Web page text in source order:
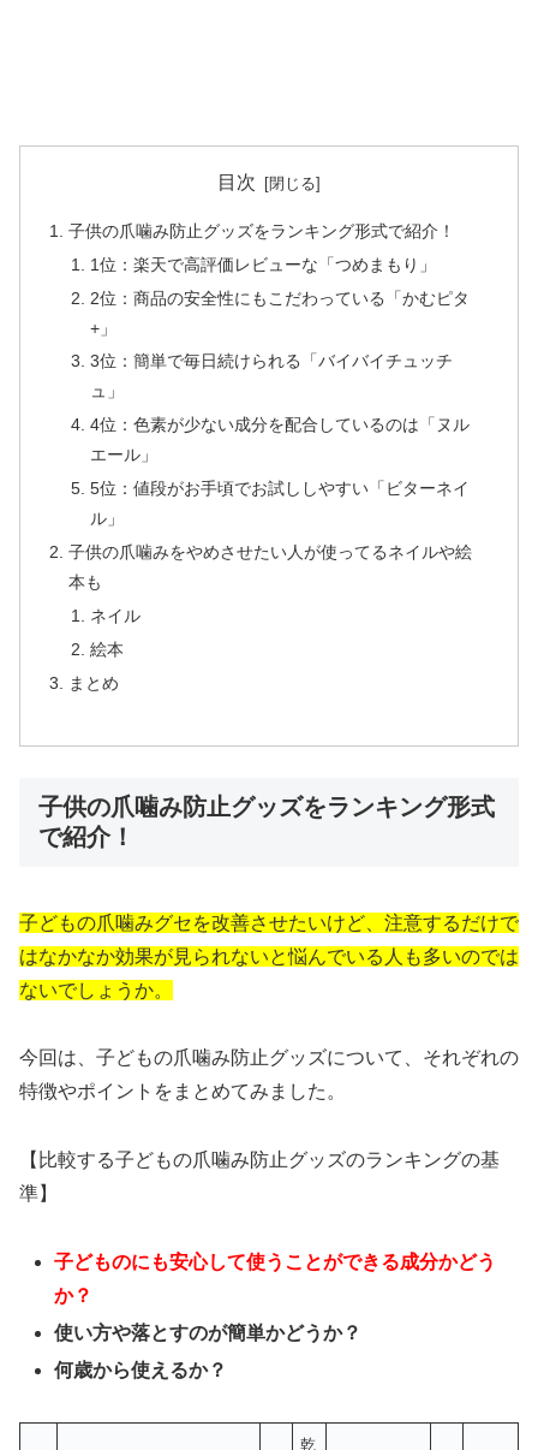
目次
子供の爪噛み防止グッズをランキング形式で紹介！
1位：楽天で高評価レビューな「つめまもり」
2位：商品の安全性にもこだわっている「かむピタ
+」
3位：簡単で毎日続けられる「バイバイチュッチ
ュ」
4位：色素が少ない成分を配合しているのは「ヌル
エール」
5位：値段がお手頃でお試ししやすい「ビターネイ
ル」
子供の爪噛みをやめさせたい人が使ってるネイルや絵
本も
ネイル
絵本
まとめ
子供の爪噛み防止グッズをランキング形式
で紹介！
子どもの爪噛みグセを改善させたいけど、注意するだけで
はなかなか効果が見られないと悩んでいる人も多いのでは
ないでしょうか。
今回は、子どもの爪噛み防止グッズについて、それぞれの
特徴やポイントをまとめてみました。
【比較する子どもの爪噛み防止グッズのランキングの基
準】
子どものにも安心して使うことができる成分かどう
か？
使い方や落とすのが簡単かどうか？
何歳から使えるか？
乾